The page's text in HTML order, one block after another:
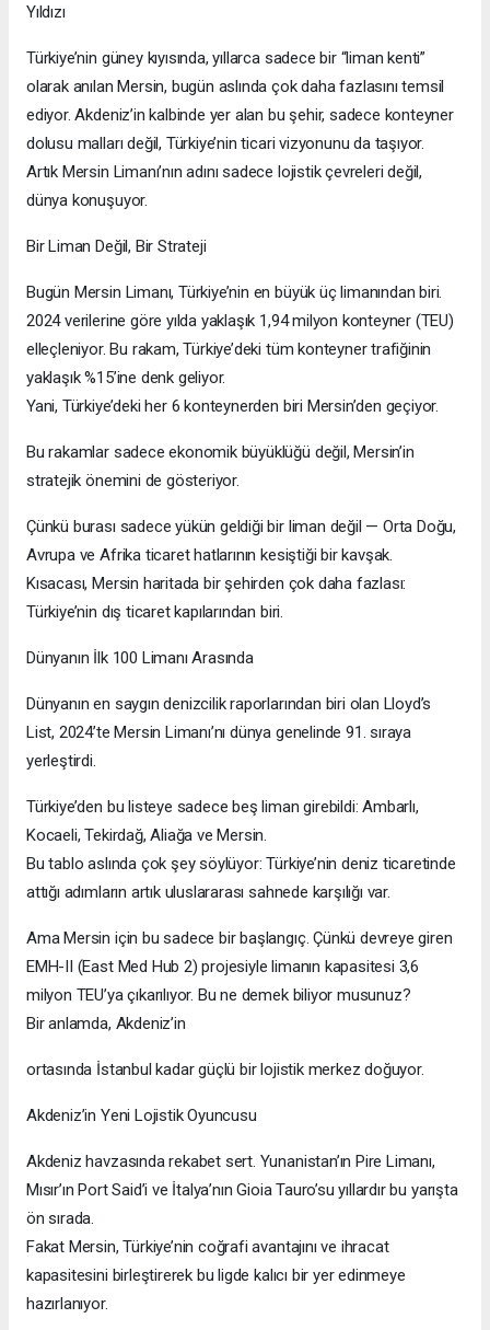
Yıldızı
Türkiye’nin güney kıyısında, yıllarca sadece bir “liman kenti”
olarak anılan Mersin, bugün aslında çok daha fazlasını temsil
ediyor. Akdeniz’in kalbinde yer alan bu şehir, sadece konteyner
dolusu malları değil, Türkiye’nin ticari vizyonunu da taşıyor.
Artık Mersin Limanı’nın adını sadece lojistik çevreleri değil,
dünya konuşuyor.
Bir Liman Değil, Bir Strateji
Bugün Mersin Limanı, Türkiye’nin en büyük üç limanından biri.
2024 verilerine göre yılda yaklaşık 1,94 milyon konteyner (TEU)
elleçleniyor. Bu rakam, Türkiye’deki tüm konteyner trafiğinin
yaklaşık %15’ine denk geliyor.
Yani, Türkiye’deki her 6 konteynerden biri Mersin’den geçiyor.
Bu rakamlar sadece ekonomik büyüklüğü değil, Mersin’in
stratejik önemini de gösteriyor.
Çünkü burası sadece yükün geldiği bir liman değil — Orta Doğu,
Avrupa ve Afrika ticaret hatlarının kesiştiği bir kavşak.
Kısacası, Mersin haritada bir şehirden çok daha fazlası:
Türkiye’nin dış ticaret kapılarından biri.
Dünyanın İlk 100 Limanı Arasında
Dünyanın en saygın denizcilik raporlarından biri olan Lloyd’s
List, 2024’te Mersin Limanı’nı dünya genelinde 91. sıraya
yerleştirdi.
Türkiye’den bu listeye sadece beş liman girebildi: Ambarlı,
Kocaeli, Tekirdağ, Aliağa ve Mersin.
Bu tablo aslında çok şey söylüyor: Türkiye’nin deniz ticaretinde
attığı adımların artık uluslararası sahnede karşılığı var.
Ama Mersin için bu sadece bir başlangıç. Çünkü devreye giren
EMH-II (East Med Hub 2) projesiyle limanın kapasitesi 3,6
milyon TEU’ya çıkarılıyor. Bu ne demek biliyor musunuz?
Bir anlamda, Akdeniz’in
ortasında İstanbul kadar güçlü bir lojistik merkez doğuyor.
Akdeniz’in Yeni Lojistik Oyuncusu
Akdeniz havzasında rekabet sert. Yunanistan’ın Pire Limanı,
Mısır’ın Port Said’i ve İtalya’nın Gioia Tauro’su yıllardır bu yarışta
ön sırada.
Fakat Mersin, Türkiye’nin coğrafi avantajını ve ihracat
kapasitesini birleştirerek bu ligde kalıcı bir yer edinmeye
hazırlanıyor.